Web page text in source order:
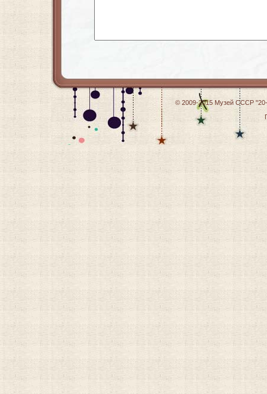
© 2009-2015 Музей СССР